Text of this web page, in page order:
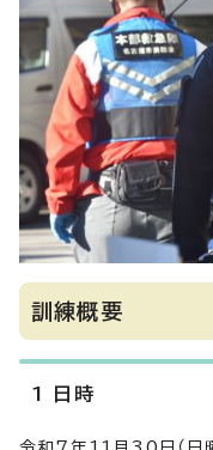
訓練概要
1 日時